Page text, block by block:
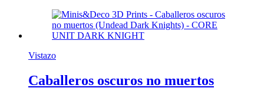
20,00 €
Vistazo
Caballeros oscuros no muertos